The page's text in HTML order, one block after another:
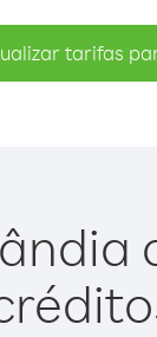
tarifas